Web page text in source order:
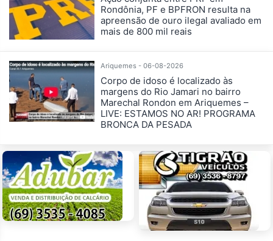
Rondônia, PF e BPFRON resulta na
apreensão de ouro ilegal avaliado em
mais de 800 mil reais
Ariquemes - 06-08-2026
Corpo de idoso é localizado às
margens do Rio Jamari no bairro
Marechal Rondon em Ariquemes –
LIVE: ESTAMOS NO AR! PROGRAMA
BRONCA DA PESADA